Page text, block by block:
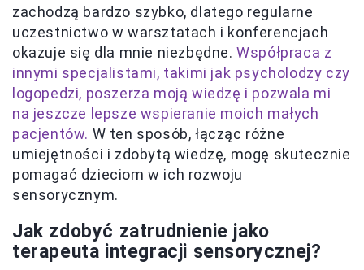
zachodzą bardzo szybko, dlatego regularne
uczestnictwo w warsztatach i konferencjach
okazuje się dla mnie niezbędne.Współpraca z
innymi specjalistami, takimi jak psycholodzy czy
logopedzi, poszerza moją wiedzę i pozwala mi
na jeszcze lepsze wspieranie moich małych
pacjentów. W ten sposób, łącząc różne
umiejętności i zdobytą wiedzę, mogę skutecznie
pomagać dzieciom w ich rozwoju
sensorycznym.
Jak zdobyć zatrudnienie jako
terapeuta integracji sensorycznej?